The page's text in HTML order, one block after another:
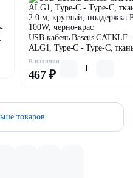
USB-кабель Baseus CATKLF-
ALG1, Type-C - Type-C,
м, круглый, поддержка PD
черно-крас
В наличии
467 ₽
товаров